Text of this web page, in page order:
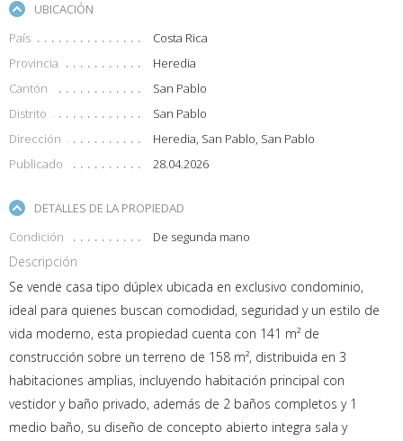
UBICACIÓN
País
Costa Rica
Provincia
Heredia
Cantón
San Pablo
Distrito
San Pablo
Dirección
Heredia, San Pablo, San Pablo
Publicado
28.04.2026
DETALLES DE LA PROPIEDAD
Condición
De segunda mano
Descripción
Se vende casa tipo dúplex ubicada en exclusivo condominio,
ideal para quienes buscan comodidad, seguridad y un estilo de
vida moderno, esta propiedad cuenta con 141 m² de
construcción sobre un terreno de 158 m², distribuida en 3
habitaciones amplias, incluyendo habitación principal con
vestidor y baño privado, además de 2 baños completos y 1
medio baño, su diseño de concepto abierto integra sala y